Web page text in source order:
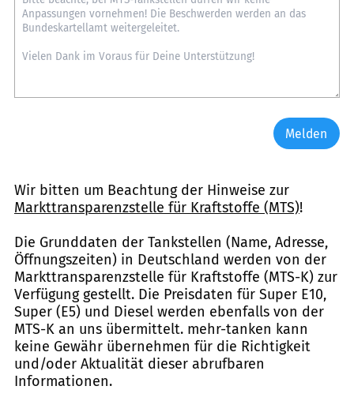
Melden
Wir bitten um Beachtung der Hinweise zur
Markttransparenzstelle für Kraftstoffe (MTS)!
Die Grunddaten der Tankstellen (Name, Adresse,
Öffnungszeiten) in Deutschland werden von der
Markttransparenzstelle für Kraftstoffe (MTS-K) zur
Verfügung gestellt. Die Preisdaten für Super E10,
Super (E5) und Diesel werden ebenfalls von der
MTS-K an uns übermittelt. mehr-tanken kann
keine Gewähr übernehmen für die Richtigkeit
und/oder Aktualität dieser abrufbaren
Informationen.